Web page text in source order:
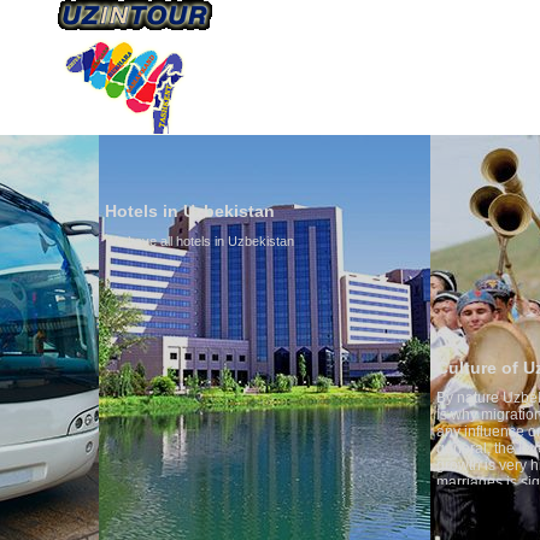
Hotels in Uzbekistan
We have all hotels in Uzbekistan
Culture of Uzbekistan
By nature Uzbeks prefer a
is why migration and
any influence on population
general, the level of the
growth is very high. In the
marriages is significantly high
percentage of divorce cases
in the world. According to
family is regarded as